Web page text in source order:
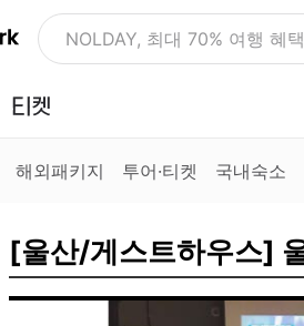
NOLDAY, 최대 70% 여행 혜택
해외패키지 투어·티켓 국내숙소
[울산/게스트하우스]